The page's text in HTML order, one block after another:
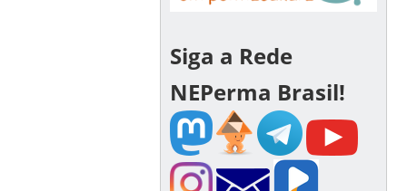
Siga a Rede
NEPerma Brasil!